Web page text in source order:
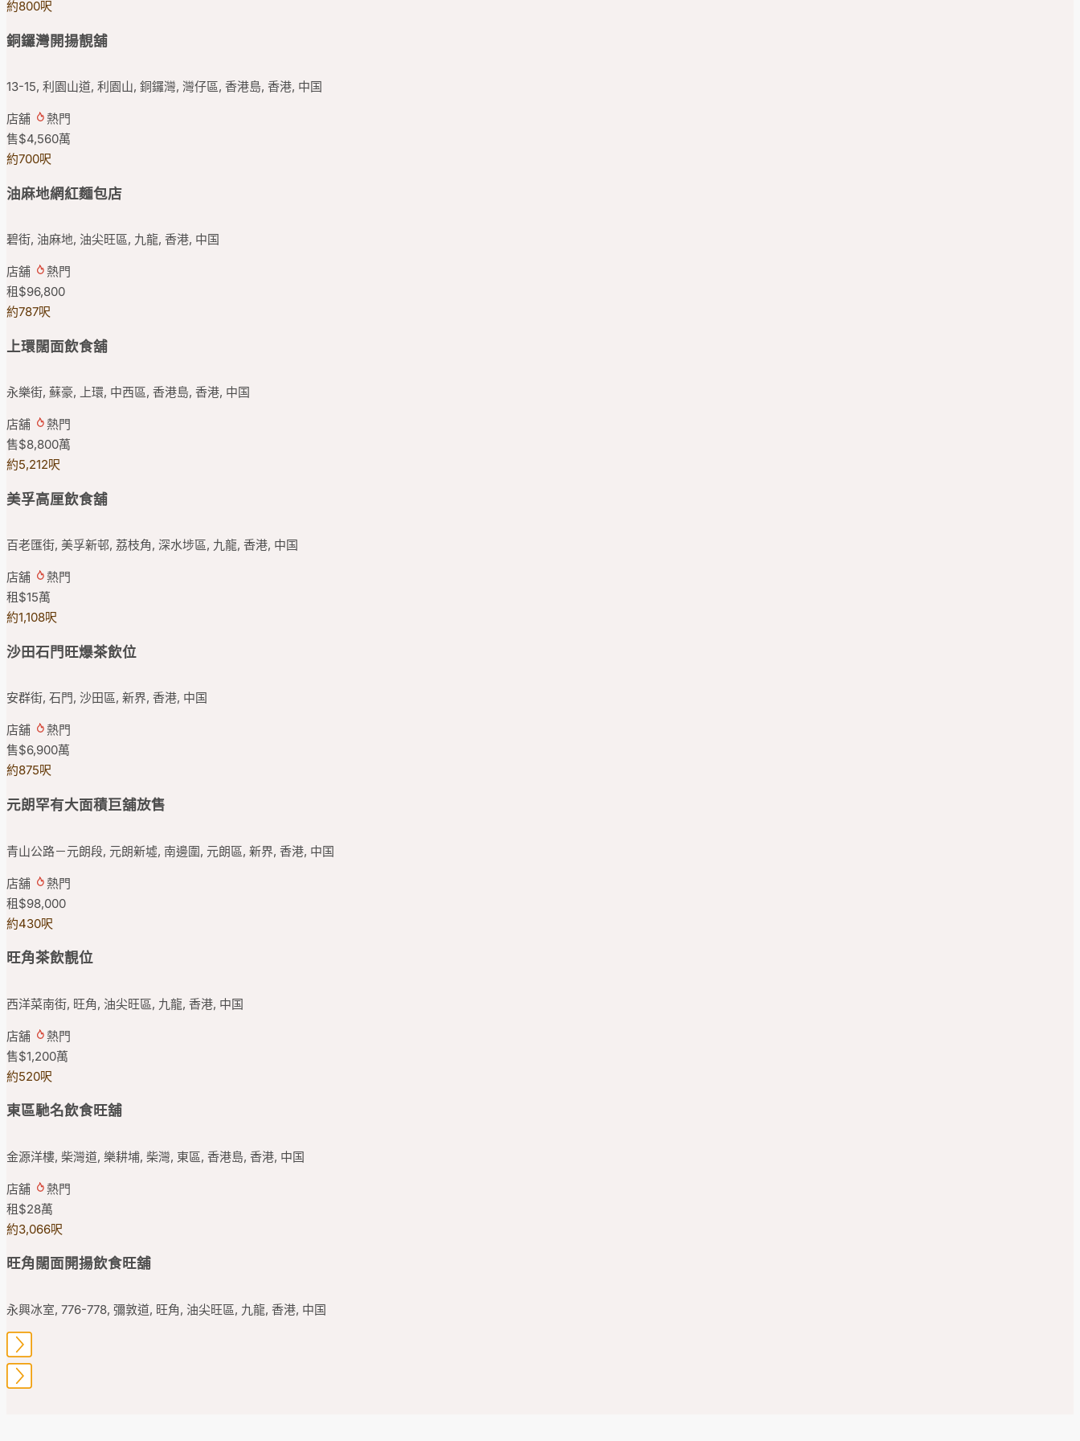
約800呎
銅鑼灣開揚靚舖
13-15, 利園山道, 利園山, 銅鑼灣, 灣仔區, 香港島, 香港, 中国
店舖
熱門
售$4,560萬
約700呎
油麻地網紅麵包店
碧街, 油麻地, 油尖旺區, 九龍, 香港, 中国
店舖
熱門
租 $96,800
約787呎
上環闊面飲食舖
永樂街, 蘇豪, 上環, 中西區, 香港島, 香港, 中国
店舖
熱門
售$8,800萬
約5,212呎
美孚高厘飲食舖
百老匯街, 美孚新邨, 荔枝角, 深水埗區, 九龍, 香港, 中国
店舖
熱門
租 $15萬
約1,108呎
沙田石門旺爆茶飲位
安群街, 石門, 沙田區, 新界, 香港, 中国
店舖
熱門
售$6,900萬
約875呎
元朗罕有大面積巨舖放售
青山公路－元朗段, 元朗新墟, 南邊圍, 元朗區, 新界, 香港, 中国
店舖
熱門
租$98,000
約430呎
旺角茶飲靚位
西洋菜南街, 旺角, 油尖旺區, 九龍, 香港, 中国
店舖
熱門
售$1,200萬
約520呎
東區馳名飲食旺舖
金源洋樓, 柴灣道, 樂耕埔, 柴灣, 東區, 香港島, 香港, 中国
店舖
熱門
租$28萬
約3,066呎
旺角闊面開揚飲食旺舖
永興冰室, 776-778, 彌敦道, 旺角, 油尖旺區, 九龍, 香港, 中国